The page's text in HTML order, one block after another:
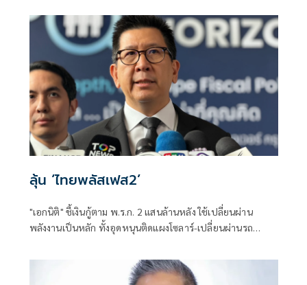
ประชาชนต่อระบบการสอบเข้ารับราชการทุกระดับ
ลุ้น ‘ไทยพลัสเฟส2’
"เอกนิติ" ชี้เงินกู้ตาม พ.ร.ก. 2 แสนล้านหลัง ใช้เปลี่ยนผ่าน
พลังงานเป็นหลัก ทั้งอุดหนุนติดแผงโซลาร์-เปลี่ยนผ่านรถ
พร้อมให้ใช้กับไทยเที่ยวไทยพลัส ส่วนไทยช่วยไทยพลัส เฟส 2
รอประเมินความเหมาะสม นายกฯ เผยจะพยายาม